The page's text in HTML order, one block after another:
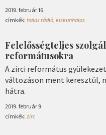
2019. február 16.
címkék: halas rádió kiskunhalas
Felelősségteljes
reformátusokra
A zirci református
változáson ment keresztül,
hátra.
2019. február 9.
címkék: zirc